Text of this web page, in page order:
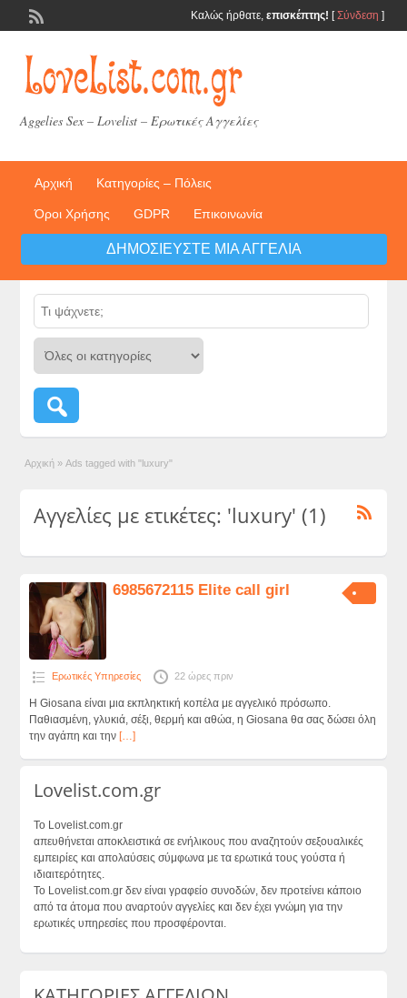
Καλώς ήρθατε, επισκέπτης! [Σύνδεση ]
Aggelies Sex – Lovelist – Ερωτικές Αγγελίες
Αρχική Κατηγορίες – Πόλεις
Όροι Χρήσης GDPR Επικοινωνία
ΔΗΜΟΣΙΕΎΣΤΕ ΜΙΑ ΑΓΓΕΛΊΑ
Αρχική » Ads tagged with "luxury"
Αγγελίες με ετικέτες: 'luxury' (1)
6985672115 Elite call girl
Ερωτικές Υπηρεσίες 22 ώρες πριν
Η Giosana είναι μια εκπληκτική κοπέλα με αγγελικό πρόσωπο.
Παθιασμένη, γλυκιά, σέξι, θερμή και αθώα, η Giosana θα σας δώσει όλη
την αγάπη και την […]
Lovelist.com.gr
Το Lovelist.com.gr
απευθήνεται αποκλειστικά σε ενήλικους που αναζητούν σεξουαλικές
εμπειρίες και απολαύσεις σύμφωνα με τα ερωτικά τους γούστα ή
ιδιαιτερότητες.
Το Lovelist.com.gr δεν είναι γραφείο συνοδών, δεν προτείνει κάποιο
από τα άτομα που αναρτούν αγγελίες και δεν έχει γνώμη για την
ερωτικές υπηρεσίες που προσφέρονται.